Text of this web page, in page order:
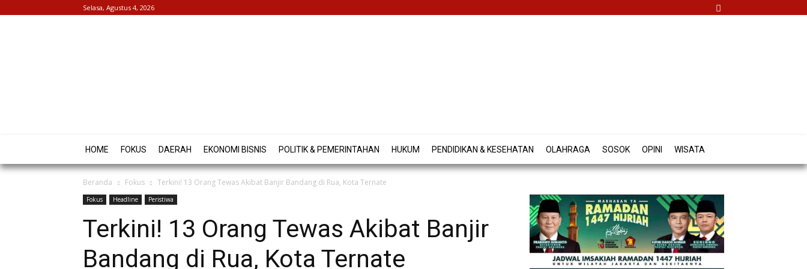
Selasa, Agustus 4, 2026
HOME FOKUS DAERAH EKONOMI BISNIS POLITIK & PEMERINTAHAN HUKUM PENDIDIKAN & KESEHATAN OLAHRAGA SOSOK OPINI WISATA
Beranda Fokus Terkini! 13 Orang Tewas Akibat Banjir Bandang di Rua, Kota Ternate
Fokus Headline Peristiwa
Terkini! 13 Orang Tewas Akibat Banjir
Bandang di Rua, Kota Ternate